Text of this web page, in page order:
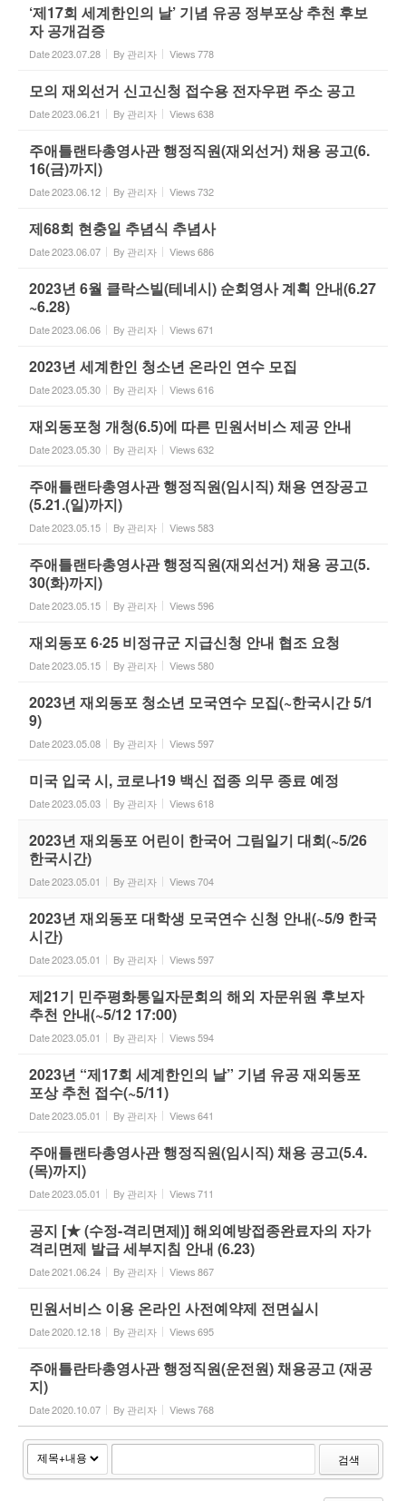
‘제17회 세계한인의 날’ 기념 유공 정부포상 추천 후보
자 공개검증
Date2023.07.28 By 관리자 Views778
모의 재외선거 신고신청 접수용 전자우편 주소 공고
Date2023.06.21 By 관리자 Views638
주애틀랜타총영사관 행정직원(재외선거) 채용 공고(6.
16(금)까지)
Date2023.06.12 By 관리자 Views732
제68회 현충일 추념식 추념사
Date2023.06.07 By 관리자 Views686
2023년 6월 클락스빌(테네시) 순회영사 계획 안내(6.27
~6.28)
Date2023.06.06 By 관리자 Views671
2023년 세계한인 청소년 온라인 연수 모집
Date2023.05.30 By 관리자 Views616
재외동포청 개청(6.5)에 따른 민원서비스 제공 안내
Date2023.05.30 By 관리자 Views632
주애틀랜타총영사관 행정직원(임시직) 채용 연장공고
(5.21.(일)까지)
Date2023.05.15 By 관리자 Views583
주애틀랜타총영사관 행정직원(재외선거) 채용 공고(5.
30(화)까지)
Date2023.05.15 By 관리자 Views596
재외동포 6·25 비정규군 지급신청 안내 협조 요청
Date2023.05.15 By 관리자 Views580
2023년 재외동포 청소년 모국연수 모집(~한국시간 5/1
9)
Date2023.05.08 By 관리자 Views597
미국 입국 시, 코로나19 백신 접종 의무 종료 예정
Date2023.05.03 By 관리자 Views618
2023년 재외동포 어린이 한국어 그림일기 대회(~5/26
한국시간)
Date2023.05.01 By 관리자 Views704
2023년 재외동포 대학생 모국연수 신청 안내(~5/9 한국
시간)
Date2023.05.01 By 관리자 Views597
제21기 민주평화통일자문회의 해외 자문위원 후보자
추천 안내(~5/12 17:00)
Date2023.05.01 By 관리자 Views594
2023년 “제17회 세계한인의 날” 기념 유공 재외동포
포상 추천 접수(~5/11)
Date2023.05.01 By 관리자 Views641
주애틀랜타총영사관 행정직원(임시직) 채용 공고(5.4.
(목)까지)
Date2023.05.01 By 관리자 Views711
공지 [★ (수정-격리면제)] 해외예방접종완료자의 자가
격리면제 발급 세부지침 안내 (6.23)
Date2021.06.24 By 관리자 Views867
민원서비스 이용 온라인 사전예약제 전면실시
Date2020.12.18 By 관리자 Views695
주애틀란타총영사관 행정직원(운전원) 채용공고 (재공
지)
Date2020.10.07 By 관리자 Views768
검색